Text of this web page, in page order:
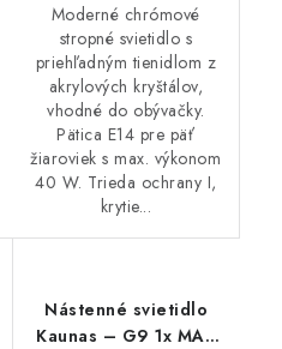
Moderné chrómové
stropné svietidlo s
priehľadným tienidlom z
akrylových kryštálov,
vhodné do obývačky.
Pätica E14 pre päť
žiaroviek s max. výkonom
40 W. Trieda ochrany I,
krytie...
Nástenné svietidlo
Kaunas – G9 1x MAX